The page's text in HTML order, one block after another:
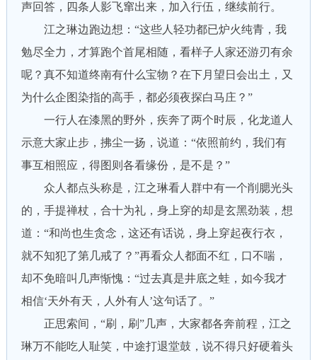
声回答，四条人影飞窜出来，加入行伍，继续前行。
江之琳边跑边想：“这些人轻功都已炉火纯青，我
勉尽全力，才算跑个首尾相随，看样子人家还游刃有余
呢？真不知道终南有什么宝物？在下月望日会出土，又
为什么企图染指的高手，都必须夜探白马庄？”
一行人在漆黑的野外，疾奔了两个时辰，化龙道人
示意大家止步，拂尘一扬，说道：“依照前约，我们有
事互相照应，得图则各看缘份，是不是？”
众人都点头称是，江之琳看人群中有一个削腮光头
的，手提禅杖，合十为礼，身上穿的却是玄黑劲装，想
道：“和尚也生贪念，这还有话说，身上穿起夜行衣，
就不知犯了第几戒了？”再看众人都面不红，口不喘，
却不免暗叫几声惭愧：“过去真是井底之蛙，如今我才
相信‘天外有天，人外有人’这句话了。”
正思索间，“刷，刷”几声，大家都各奔前程，江之
琳万不能吃人耻笑，中途打退堂鼓，说不得只好硬着头